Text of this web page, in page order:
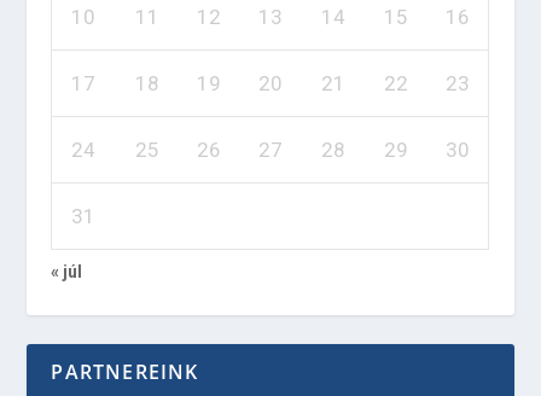
10 11 12 13 14 15 16
17 18 19 20 21 22 23
24 25 26 27 28 29 30
31
« júl
PARTNEREINK